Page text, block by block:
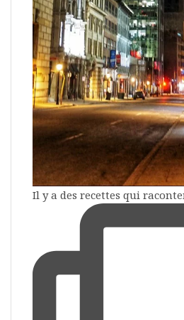
Il y a des recettes qui